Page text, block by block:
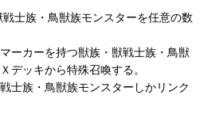
士族・鳥獣族モンスターを任意の数
ーカーを持つ獣族・獣戦士族・鳥獣
デッキから特殊召喚する。
士族・鳥獣族モンスターしかリンク